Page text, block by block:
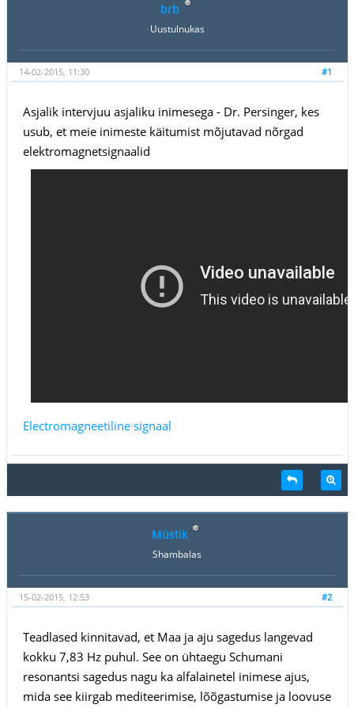
brb
Uustulnukas
#1
14-02-2015, 11:30
Asjalik intervjuu asjaliku inimesega - Dr. Persinger, kes
usub, et meie inimeste käitumist mõjutavad nõrgad
elektromagnetsignaalid
Electromagneetiline signaal
Müstik
Shambalas
#2
15-02-2015, 12:53
Teadlased kinnitavad, et Maa ja aju sagedus langevad
kokku 7,83 Hz puhul. See on ühtaegu Schumani
resonantsi sagedus nagu ka alfalainetel inimese ajus,
mida see kiirgab mediteerimise, lõõgastumise ja loovuse